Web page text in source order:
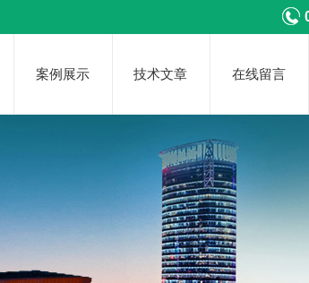
案例展示 技术文章 在线留言